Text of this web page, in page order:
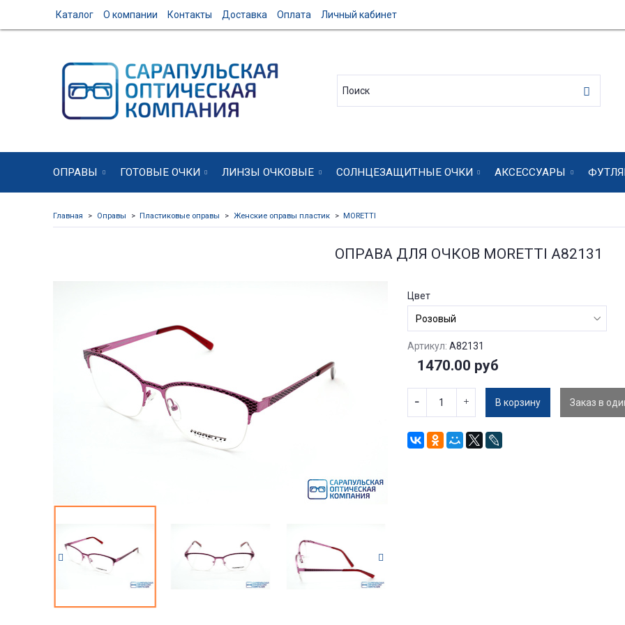
Каталог О компании Контакты Доставка Оплата Личный кабинет
ОПРАВЫ ГОТОВЫЕ ОЧКИ ЛИНЗЫ ОЧКОВЫЕ СОЛНЦЕЗАЩИТНЫЕ ОЧКИ АКСЕССУАРЫ
Главная Оправы Пластиковые оправы Женские оправы пластик MORETTI
ОПРАВА ДЛЯ ОЧКОВ MORETTI A82131
Цвет
Артикул: A82131
1470.00 руб
В корзину Заказ в